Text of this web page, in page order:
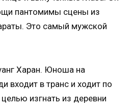
пантомимы сцены из
Это самый мужской
Харан. Юноша на
входит в транс и ходит по
изгнать из деревни